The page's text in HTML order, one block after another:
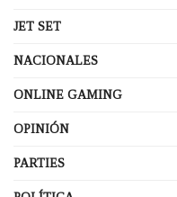
JET SET
NACIONALES
ONLINE GAMING
OPINIÓN
PARTIES